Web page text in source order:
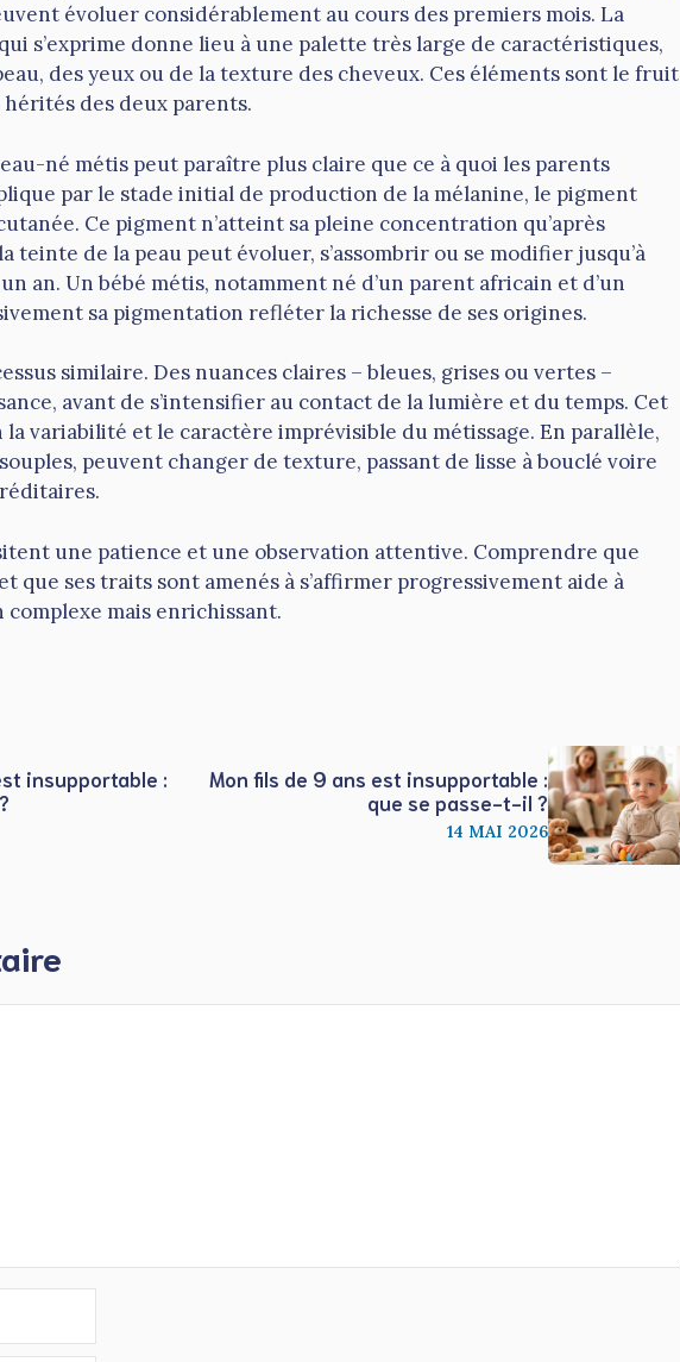
évoluer considérablement au cours des premiers mois. La
s’exprime donne lieu à une palette très large de caractéristiques,
des yeux ou de la texture des cheveux. Ces éléments sont le fruit
des deux parents.
né métis peut paraître plus claire que ce à quoi les parents
par le stade initial de production de la mélanine, le pigment
Ce pigment n’atteint sa pleine concentration qu’après
teinte de la peau peut évoluer, s’assombrir ou se modifier jusqu’à
an. Un bébé métis, notamment né d’un parent africain et d’un
sa pigmentation refléter la richesse de ses origines.
similaire. Des nuances claires – bleues, grises ou vertes –
avant de s’intensifier au contact de la lumière et du temps. Cet
variabilité et le caractère imprévisible du métissage. En parallèle,
peuvent changer de texture, passant de lisse à bouclé voire
une patience et une observation attentive. Comprendre que
que ses traits sont amenés à s’affirmer progressivement aide à
mais enrichissant.
insupportable :
Mon fils de 9 ans est insupportable :
que se passe-t-il ?
14 MAI 2026